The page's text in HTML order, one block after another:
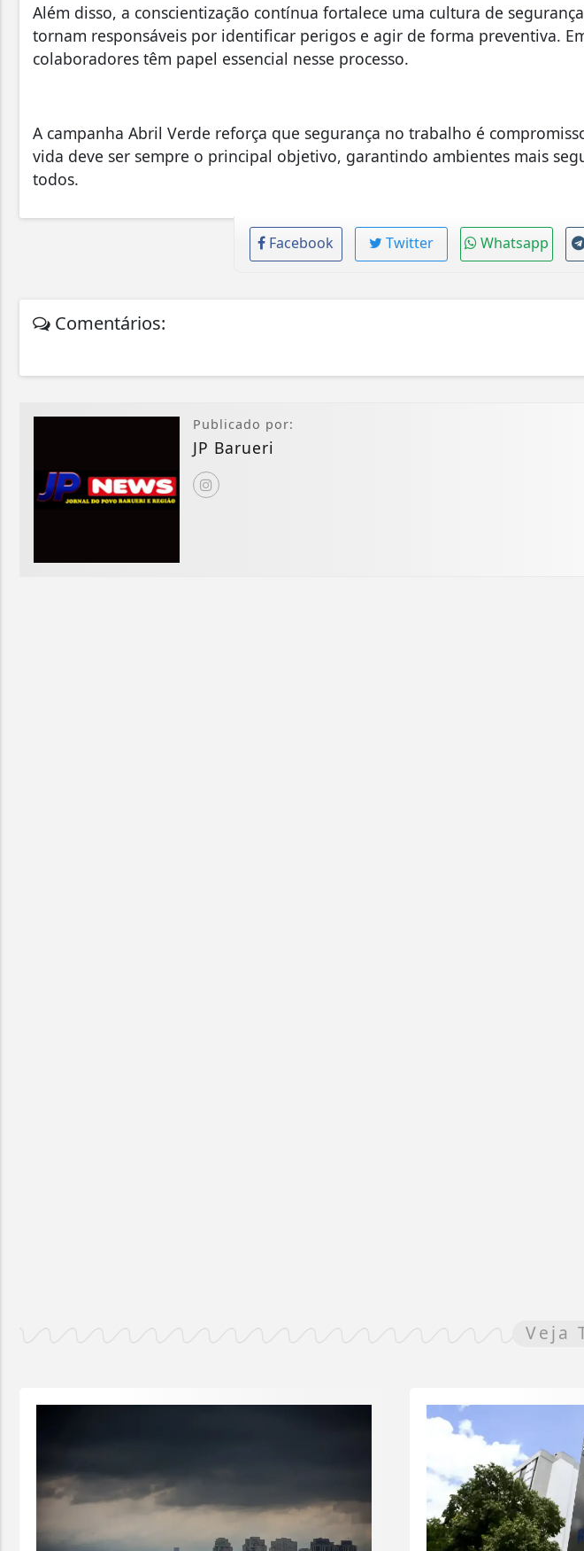
Além disso, a conscientização contínua fortalece uma cultura de
tornam responsáveis por identificar perigos e agir de forma preventiva.
colaboradores têm papel essencial nesse processo.
A campanha Abril Verde reforça que segurança no trabalho é
vida deve ser sempre o principal objetivo, garantindo ambientes mais
todos.
Facebook Twitter Whatsapp
Comentários:
Publicado por:
JP Barueri
Veja